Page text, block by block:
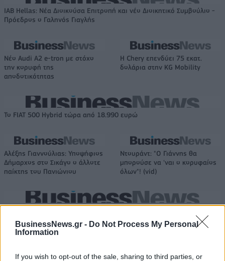
BusinessNews.gr - Do Not Process My Personal
Information
If you wish to opt-out of the sale, sharing to third parties, or
IAB Hellas: Νέα Διοικούσα Επιτροπή και νέο Διοικητικό Συμβούλιο -
Πρόεδρος ο Γαληνός Γιαγλής
Νέο Audi A2 e-tron με στόχο
την κορυφή της
αποδοτικότητας
Η Chery επενδύει 75 εκατ.
δολάρια στην KG Mobility
Το FIAT 500 Hybrid τώρα από 18.990 ευρώ
Αλέξης Γιαννούλιας: Υποψήφιος
Δήμαρχος στο Σικάγο ο άλλοτε
παίκτης του Πανιώνιου
Ντουράντ: "Ο Γιάννης θα
μπορούσε να 'ναι ο κορυφαίος
όλων"! (vid)